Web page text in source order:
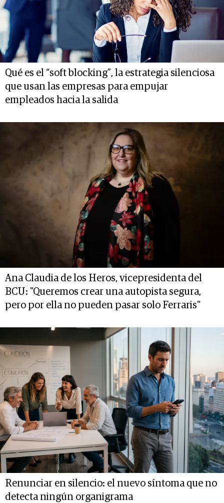
Qué es el “soft blocking”, la estrategia silenciosa
que usan las empresas para empujar
empleados hacia la salida
Ana Claudia de los Heros, vicepresidenta del
BCU: "Queremos crear una autopista segura,
pero por ella no pueden pasar solo Ferraris"
Renunciar en silencio: el nuevo síntoma que no
detecta ningún organigrama